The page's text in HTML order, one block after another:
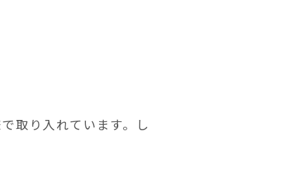
取り入れています。し